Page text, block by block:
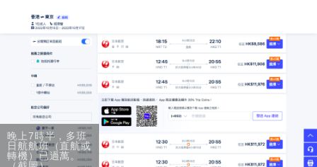
晚上7時半，多班
日航航班（直航或
轉機）已過萬。